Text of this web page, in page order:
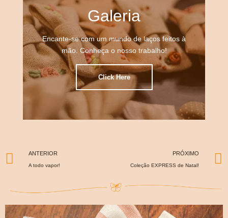
Galeria
Encante-se com um mundo de laços feitos à
mão. Conheça o nosso trabalho!
Click Here
ANTERIOR
A todo vapor!
PRÓXIMO
Coleção EXPRESS de Natal!